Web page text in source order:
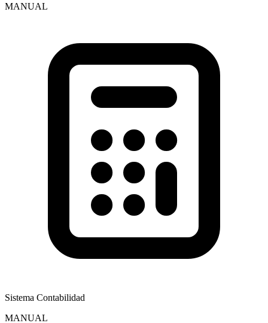
MANUAL
Sistema Contabilidad
MANUAL